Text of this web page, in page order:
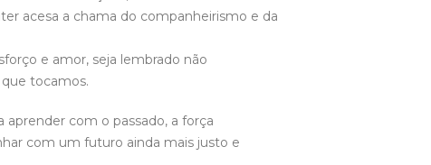
acesa a chama do companheirismo e da
e amor, seja lembrado não
que tocamos.
aprender com o passado, a força
com um futuro ainda mais justo e